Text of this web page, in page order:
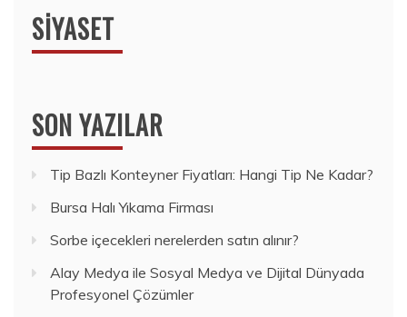
SIYASET
SON YAZILAR
Tip Bazlı Konteyner Fiyatları: Hangi Tip Ne Kadar?
Bursa Halı Yıkama Firması
Sorbe içecekleri nerelerden satın alınır?
Alay Medya ile Sosyal Medya ve Dijital Dünyada
Profesyonel Çözümler